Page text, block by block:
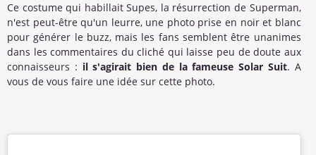
Ce costume qui habillait Supes, la résurrection de Superman,
n'est peut-être qu'un leurre, une photo prise en noir et blanc
pour générer le buzz, mais les fans semblent être unanimes
dans les commentaires du cliché qui laisse peu de doute aux
connaisseurs : il s'agirait bien de la fameuse Solar Suit. A
vous de vous faire une idée sur cette photo.